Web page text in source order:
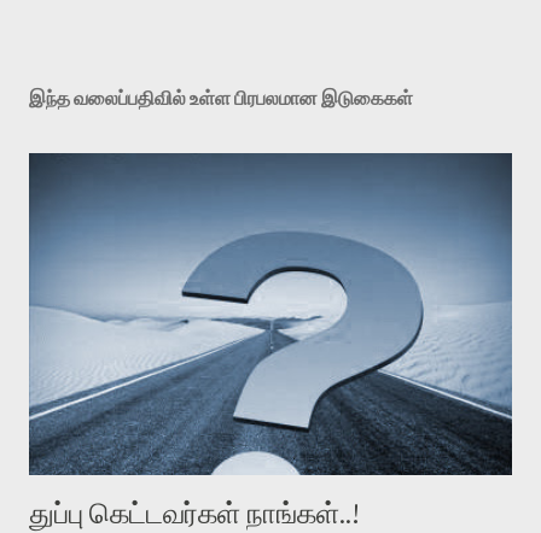
த்
இந்த வலைப்பதிவில் உள்ள பிரபலமான இடுகைகள்
துப்பு கெட்டவர்கள் நாங்கள்..!